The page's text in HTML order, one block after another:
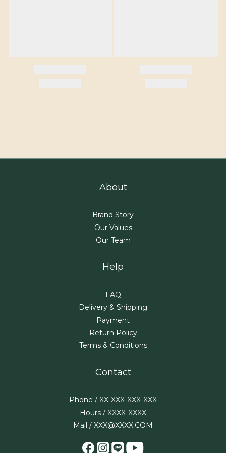
About
Brand Story
Our Values
Our Team
Help
FAQ
Delivery & Shipping
Payment
Return Policy
Terms & Conditions
Contact
Phone / XX-XXX-XXX-XXX
Hours / XXXX-XXXX
Mail / XXX@XXXX.COM